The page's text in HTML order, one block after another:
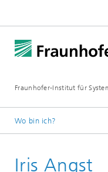
Fraunhofer-Institut für
Wo bin ich?
Abteilungen
Iris Angst